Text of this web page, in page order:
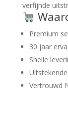
verfijnde
Premium
30 jaar
Snelle
Vertrouwd